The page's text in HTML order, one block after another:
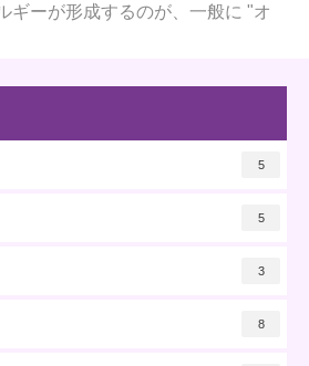
ギーが形成するのが、一般に "オ
5
5
3
8